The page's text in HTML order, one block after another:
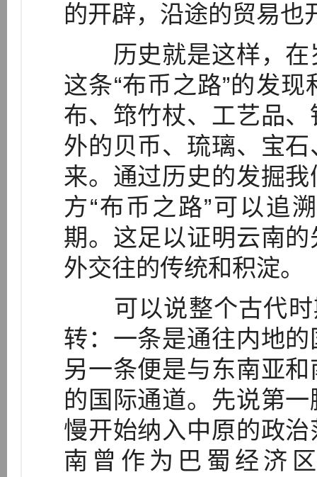
的开辟，沿途的贸易也
历史就是这样，在
这条“布币之路”的发
布、筇竹杖、工艺品
外的贝币、琉璃、宝
来。通过历史的发掘
方“布币之路”可以追
期。这足以证明云南
外交往的传统和积淀。
可以说整个古代时
转：一条是通往内地
另一条便是与东南亚
的国际通道。先说第
慢开始纳入中原的政
南曾作为巴蜀经济